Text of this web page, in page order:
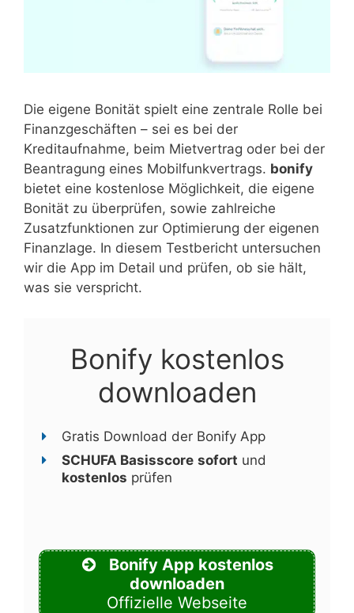
Die eigene Bonität spielt eine zentrale Rolle bei
Finanzgeschäften – sei es bei der
Kreditaufnahme, beim Mietvertrag oder bei der
Beantragung eines Mobilfunkvertrags. bonify
bietet eine kostenlose Möglichkeit, die eigene
Bonität zu überprüfen, sowie zahlreiche
Zusatzfunktionen zur Optimierung der eigenen
Finanzlage. In diesem Testbericht untersuchen
wir die App im Detail und prüfen, ob sie hält,
was sie verspricht.
Bonify kostenlos
downloaden
Gratis Download der Bonify App
SCHUFA Basisscore sofort und
kostenlos prüfen
Bonify App kostenlos
downloaden
Offizielle Webseite